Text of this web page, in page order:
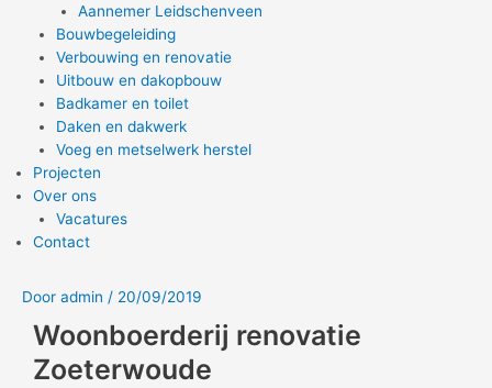
Aannemer Leidschenveen
Bouwbegeleiding
Verbouwing en renovatie
Uitbouw en dakopbouw
Badkamer en toilet
Daken en dakwerk
Voeg en metselwerk herstel
Projecten
Over ons
Vacatures
Contact
Door admin / 20/09/2019
Woonboerderij renovatie
Zoeterwoude